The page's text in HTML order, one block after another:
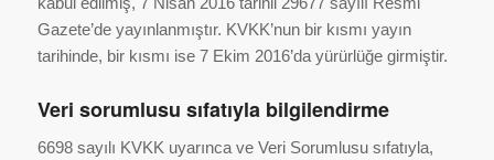
Gazete’de yayınlanmıştır. KVKK’nun bir kısmı yayın
tarihinde, bir kısmı ise 7 Ekim 2016’da yürürlüğe girmiştir.
Veri sorumlusu sıfatıyla bilgilendirme
6698 sayılı KVKK uyarınca ve Veri Sorumlusu sıfatıyla,